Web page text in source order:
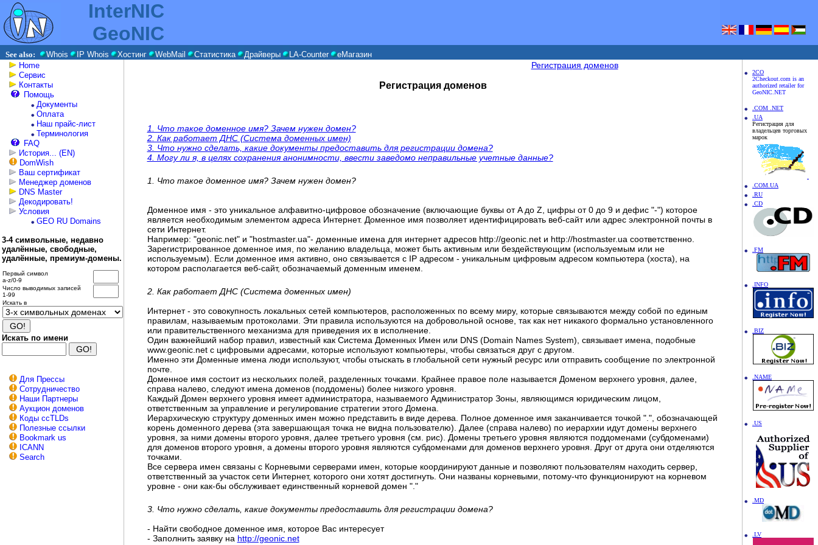
InterNIC
GeoNIC
See also: Whois IP Whois Хостинг WebMail Статистика Драйверы LA-Counter
еМагазин
Home
Сервис
Контакты
Помощь
Документы
Оплата
Наш прайс-лист
Терминология
FAQ
История... (EN)
DomWish
Ваш сертификат
Менеджер доменов
DNS Master
Декодировать!
Условия
GEO RU Domains
3-4 символьные, недавно
удалённые, свободные,
удалённые, премиум-домены.
Первый символ
a-z/0-9
Число выводимых записей
1-99
Искать в
Искать по имени
Для Прессы
Сотрудничество
Наши Партнеры
Аукцион доменов
Коды ccTLDs
Полезные ссылки
Bookmark us
ICANN
Search
Регистрация доменов
Регистрация доменов
1. Что такое доменное имя? Зачем нужен домен?
2. Как работает ДНС (Система доменных имен)
3. Что нужно сделать, какие документы предоставить для регистрации домена?
4. Могу ли я, в целях сохранения анонимности, ввести заведомо неправильные учетные данные?
1. Что такое доменное имя? Зачем нужен домен?
Доменное имя - это уникальное алфавитно-цифровое обозначение (включающие буквы от A до Z, цифры от 0 до 9 и дефис "-") которое
является необходимым элементом адреса Интернет. Доменное имя позволяет идентифицировать веб-сайт или адрес электронной почты в
сети Интернет.
Например: "geonic.net" и "hostmaster.ua"- доменные имена для интернет адресов http://geonic.net и http://hostmaster.ua соответственно.
Зарегистрированное доменное имя, по желанию владельца, может быть активным или бездействующим (используемым или не
используемым). Если доменное имя активно, оно связывается с IP адресом - уникальным цифровым адресом компьютера (хоста), на
котором располагается веб-сайт, обозначаемый доменным именем.
2. Как работает ДНС (Система доменных имен)
Интернет - это совокупность локальных сетей компьютеров, расположенных по всему миру, которые связываются между собой по единым
правилам, называемым протоколами. Эти правила используются на добровольной основе, так как нет никакого формально установленного
или правительственного механизма для приведения их в исполнение.
Один важнейший набор правил, известный как Система Доменных Имен или DNS (Domain Names System), связывает имена, подобные
www.geonic.net c цифровыми адресами, которые используют компьютеры, чтобы связаться друг с другом.
Именно эти Доменные имена люди используют, чтобы отыскать в глобальной сети нужный ресурс или отправить сообщение по электронной
почте.
Доменное имя состоит из нескольких полей, разделенных точками. Крайнее правое поле называется Доменом верхнего уровня, далее,
справа налево, следуют имена доменов (поддомены) более низкого уровня.
Каждый Домен верхнего уровня имеет администратора, называемого Администратор Зоны, являющимся юридическим лицом,
ответственным за управление и регулирование стратегии этого Домена.
Иерархическую структуру доменных имен можно представить в виде дерева. Полное доменное имя заканчивается точкой ".", обозначающей
корень доменного дерева (эта завершающая точка не видна пользователю). Далее (справа налево) по иерархии идут домены верхнего
уровня, за ними домены второго уровня, далее третьего уровня (см. рис). Домены третьего уровня являются поддоменами (субдоменами)
для доменов второго уровня, а домены второго уровня являются субдоменами для доменов верхнего уровня. Друг от друга они отделяются
точками.
Все сервера имен связаны с Корневыми серверами имен, которые координируют данные и позволяют пользователям находить сервер,
ответственный за участок сети Интернет, которого они хотят достигнуть. Они названы корневыми, потому-что функционируют на корневом
уровне - они как-бы обслуживает единственный корневой домен "."
3. Что нужно сделать, какие документы предоставить для регистрации домена?
- Найти свободное доменное имя, которое Вас интересует
- Заполнить заявку на http://geonic.net
2CO
2Checkout.com is an
authorized retailer for
GeoNIC.NET
.COM .NET
.UA
Регистрация для
владельцев торговых
марок
.COM.UA
.RU
.CD
.FM
.INFO
.BIZ
.NAME
.US
.MD
.LV